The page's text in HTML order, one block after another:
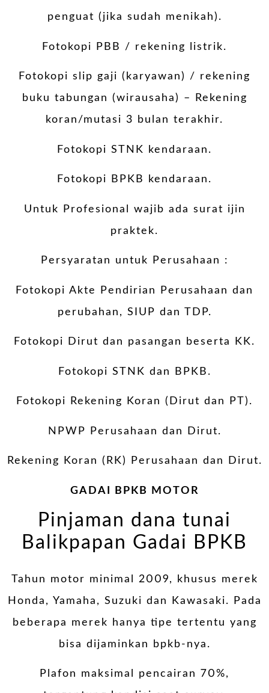
penguat (jika sudah menikah).
Fotokopi PBB / rekening listrik.
Fotokopi slip gaji (karyawan) / rekening
buku tabungan (wirausaha) – Rekening
koran/mutasi 3 bulan terakhir.
Fotokopi STNK kendaraan.
Fotokopi BPKB kendaraan.
Untuk Profesional wajib ada surat ijin
praktek.
Persyaratan untuk Perusahaan :
Fotokopi Akte Pendirian Perusahaan dan
perubahan, SIUP dan TDP.
Fotokopi Dirut dan pasangan beserta KK.
Fotokopi STNK dan BPKB.
Fotokopi Rekening Koran (Dirut dan PT).
NPWP Perusahaan dan Dirut.
Rekening Koran (RK) Perusahaan dan Dirut.
GADAI BPKB MOTOR
Pinjaman dana tunai
Balikpapan Gadai BPKB
Tahun motor minimal 2009, khusus merek
Honda, Yamaha, Suzuki dan Kawasaki. Pada
beberapa merek hanya tipe tertentu yang
bisa dijaminkan bpkb-nya.
Plafon maksimal pencairan 70%,